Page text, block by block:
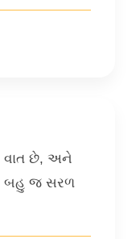
વાત છે, અને
બહુ જ સરળ